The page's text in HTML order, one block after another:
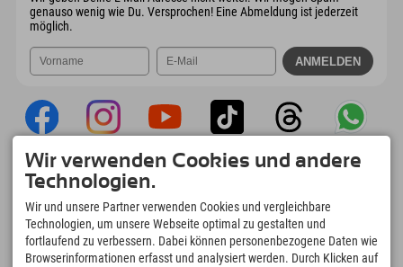
genauso wenig wie Du. Versprochen! Eine Abmeldung ist jederzeit
möglich.
Explorer App
Upload Deiner #ExplorerMoments, Mein
Explorer To Go mit Buchungsübersicht,
Bucketlist, Restaurantübersicht uvm. Jetzt
downloaden!
Wir verwenden Cookies und andere
Technologien.
Wir und unsere Partner verwenden Cookies und vergleichbare
Technologien, um unsere Webseite optimal zu gestalten und
fortlaufend zu verbessern. Dabei können personenbezogene Daten wie
Browserinformationen erfasst und analysiert werden. Durch Klicken auf